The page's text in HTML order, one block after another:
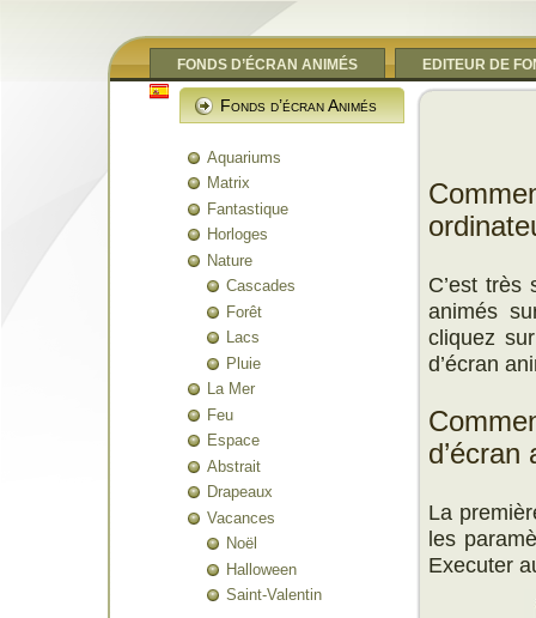
FONDS D’ÉCRAN ANIMÉS EDITEUR DE
Fonds d’écran Animés
Aquariums
Matrix
Fantastique
Horloges
Nature
Cascades
Forêt
Lacs
Pluie
La Mer
Feu
Espace
Abstrait
Drapeaux
Vacances
Noël
Halloween
Saint-Valentin
C’est très
animés
cliquez
d’écran
La
les
Executer